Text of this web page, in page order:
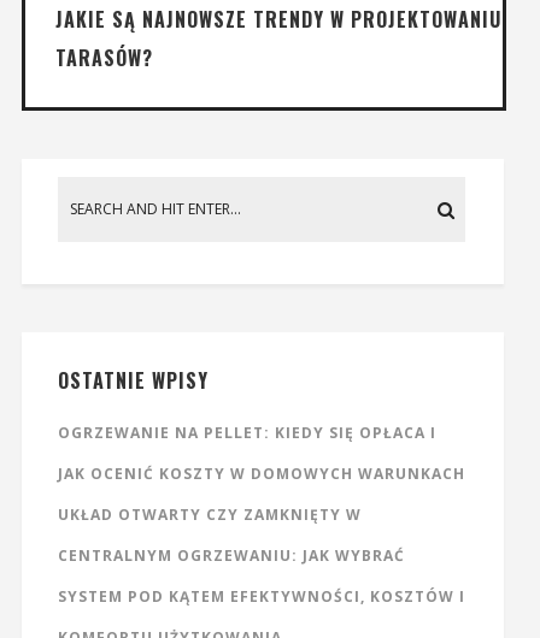
JAKIE SĄ NAJNOWSZE TRENDY W PROJEKTOWANIU
TARASÓW?
OSTATNIE WPISY
OGRZEWANIE NA PELLET: KIEDY SIĘ OPŁACA I
JAK OCENIĆ KOSZTY W DOMOWYCH WARUNKACH
UKŁAD OTWARTY CZY ZAMKNIĘTY W
CENTRALNYM OGRZEWANIU: JAK WYBRAĆ
SYSTEM POD KĄTEM EFEKTYWNOŚCI, KOSZTÓW I